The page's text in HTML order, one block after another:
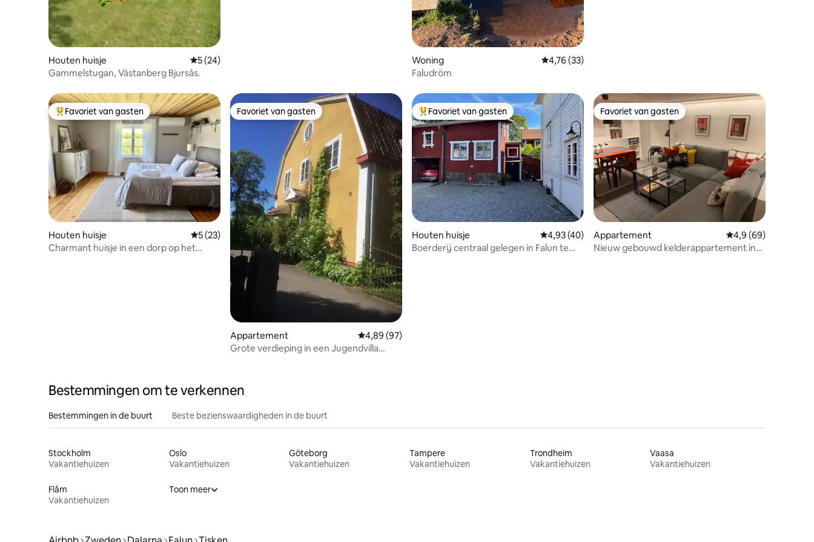
Houten huisje Gemiddelde beoordeling van 5 uit 5, 24 recensies
5 (24)
Gammelstugan, Västanberg Bjursås.
Woning Gemiddelde beoordeling van 4,76 uit 5, 33 recensies
4,76 (33)
Faludröm
Topfavoriet van gasten
Favoriet van gasten
Houten huisje Gemiddelde beoordeling van 5 uit 5, 23 recensies
5 (23)
Charmant huisje in een dorp op het
Favoriet van gasten
Favoriet van gasten
Appartement Gemiddelde beoordeling van 4,89 uit 5, 97 recensies
4,89 (97)
Grote verdieping in een Jugendvilla
Topfavoriet van gasten
Favoriet van gasten
Houten huisje Gemiddelde beoordeling van 4,93 uit 5, 40 recensies
4,93 (40)
Boerderij centraal gelegen in Falun te
Favoriet van gasten
Favoriet van gasten
Appartement Gemiddelde
4,9 (69)
Nieuw gebouwd kelderappartement in
Bestemmingen om te verkennen
Bestemmingen in de buurt Beste bezienswaardigheden in de buurt
Stockholm
Vakantiehuizen
Oslo
Vakantiehuizen
Göteborg
Vakantiehuizen
Tampere
Vakantiehuizen
Trondheim
Vakantiehuizen
Vaasa
Vakantiehuizen
Flåm
Vakantiehuizen
Toon meer